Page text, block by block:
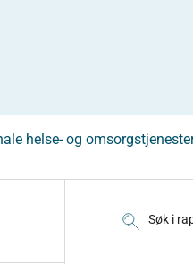
helse- og
Søk i